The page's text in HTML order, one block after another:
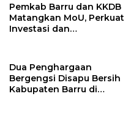
Pemkab Barru dan KKDB
Matangkan MoU, Perkuat
Investasi dan
Dua Penghargaan
Bergengsi Disapu Bersih
Kabupaten Barru di